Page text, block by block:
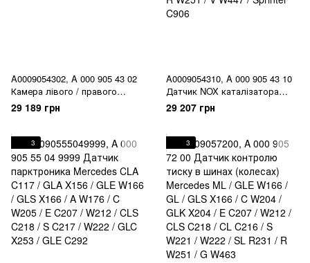
A0009054302, A 000 905 43 02
Камера лівого / правого
дзеркала Mercedes S C217 /
W222
29 189 грн
A0009054310, A 000 905 43 10
Датчик NOX каталізатора
Mercedes C W204 / GLK X204 /
E C207 / W212 / CLS C218 / S
Sprinter C906
29 207 грн
3 3